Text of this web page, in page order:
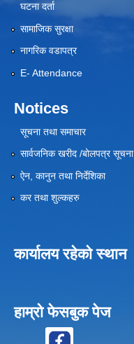
घटना दर्ता
सामाजिक सुरक्षा
नागरिक वडापत्र
E- Attendance
Notices
सूचना तथा समाचार
सार्वजनिक खरीद /बोलपत्र सूचना
ऐन, कानुन तथा निर्देशिका
कर तथा शुल्कहरु
कार्यालय रहेको स्थान
हाम्रो फेसबुक पेज